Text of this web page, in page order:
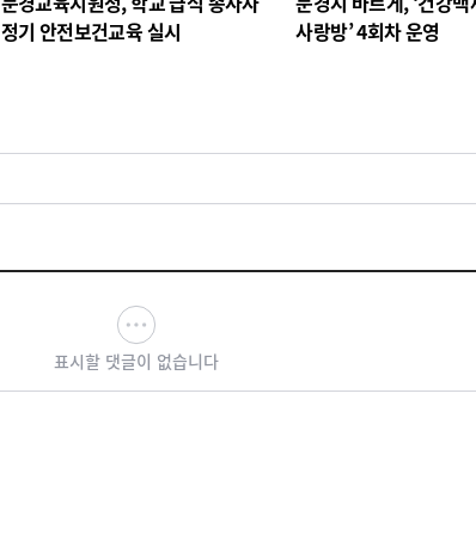
정기 안전보건교육 실시
사랑방’ 4회차 운영
표시할 댓글이 없습니다